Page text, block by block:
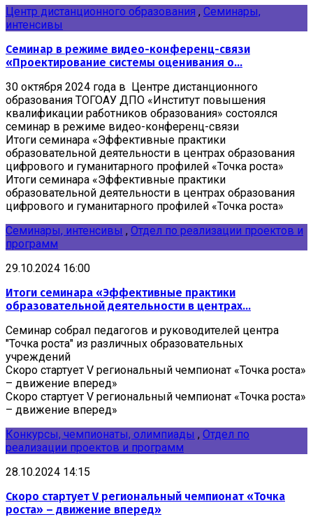
Центр дистанционного образования , Семинары,
интенсивы
Семинар в режиме видео-конференц-связи
«Проектирование системы оценивания о...
30 октября 2024 года в Центре дистанционного
образования ТОГОАУ ДПО «Институт повышения
квалификации работников образования» состоялся
семинар в режиме видео-конференц-связи
Итоги семинара «Эффективные практики
образовательной деятельности в центрах образования
цифрового и гуманитарного профилей «Точка роста»
Итоги семинара «Эффективные практики
образовательной деятельности в центрах образования
цифрового и гуманитарного профилей «Точка роста»
Семинары, интенсивы , Отдел по реализации проектов и
программ
29.10.2024 16:00
Итоги семинара «Эффективные практики
образовательной деятельности в центрах...
Семинар собрал педагогов и руководителей центра
"Точка роста" из различных образовательных
учреждений
Скоро стартует V региональный чемпионат «Точка роста»
– движение вперед»
Скоро стартует V региональный чемпионат «Точка роста»
– движение вперед»
Конкурсы, чемпионаты, олимпиады , Отдел по
реализации проектов и программ
28.10.2024 14:15
Скоро стартует V региональный чемпионат «Точка
роста» – движение вперед»